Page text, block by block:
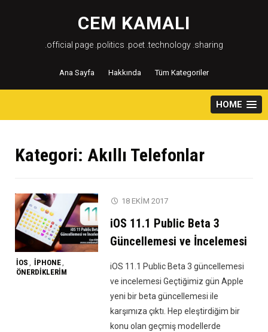
content
CEM KAMALI
.official page .politics .poet .technology .sharing
Ana Sayfa Hakkında Tüm Kategoriler
HOME
Kategori: Akıllı Telefonlar
IOS , IPHONE,
ÖNERDIKLERIM
18 EKIM 2017
iOS 11.1 Public Beta 3
Güncellemesi ve İncelemesi
iOS 11.1 Public Beta 3 güncellemesi
ve incelemesi Geçtiğimiz gün Apple
yeni bir beta güncellemesi ile
karşımıza çıktı. Hep eleştirdiğim bir
konu olan geçmiş modellerde